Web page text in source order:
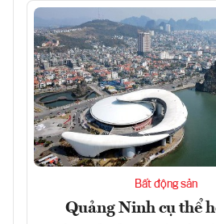
Bất động sản
Quảng Ninh cụ thể